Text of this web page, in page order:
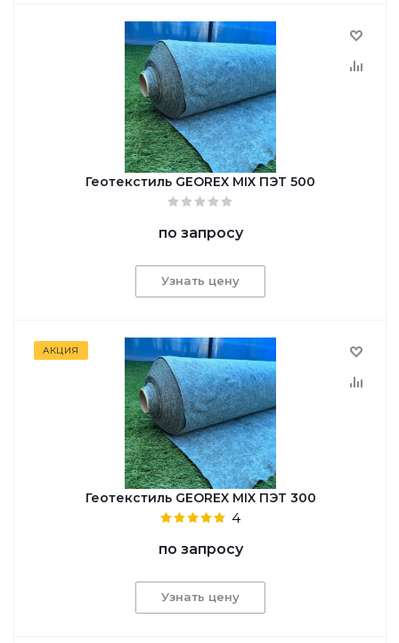
Геотекстиль GEОREX MIX ПЭТ 500
по запросу
Узнать цену
АКЦИЯ
Геотекстиль GEОREX MIX ПЭТ 300
4
по запросу
Узнать цену